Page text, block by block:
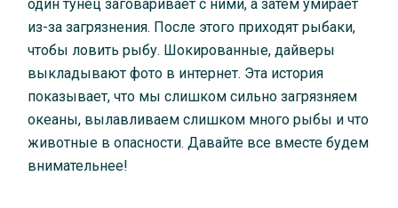
один тунец заговаривает с ними, а затем умирает
из-за загрязнения. После этого приходят рыбаки,
чтобы ловить рыбу. Шокированные, дайверы
выкладывают фото в интернет. Эта история
показывает, что мы слишком сильно загрязняем
океаны, вылавливаем слишком много рыбы и что
животные в опасности. Давайте все вместе будем
внимательнее!